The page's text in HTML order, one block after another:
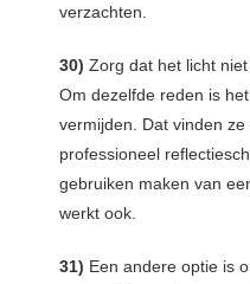
verzachten.
30) Zorg dat het licht
Om dezelfde reden is
vermijden. Dat vinden
professioneel
gebruiken maken van
werkt ook.
31) Een andere optie is